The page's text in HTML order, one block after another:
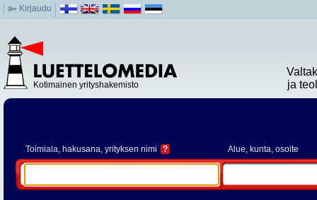
Kirjaudu
Kotimainen yrityshakemisto
ja
Toimiala, hakusana, yrityksen nimi ? Alue, kunta, osoite